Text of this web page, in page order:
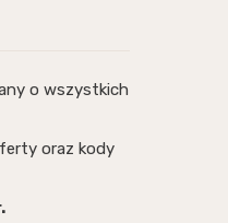
o wszystkich
oraz kody